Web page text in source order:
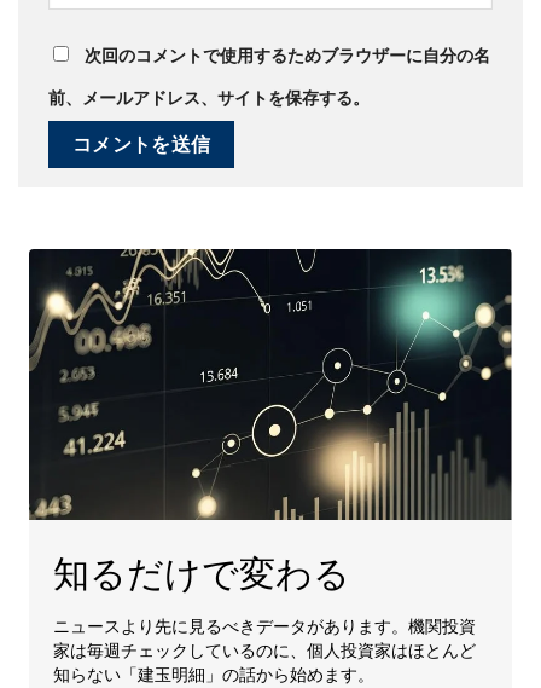
次回のコメントで使用するためブラウザーに自分の名
前、メールアドレス、サイトを保存する。
知るだけで変わる
ニュースより先に見るべきデータがあります。機関投資
家は毎週チェックしているのに、個人投資家はほとんど
知らない「建玉明細」の話から始めます。